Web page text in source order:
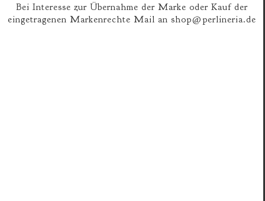
Bei Interesse zur Übernahme der Marke oder Kauf der
eingetragenen Markenrechte Mail an shop@perlineria.de